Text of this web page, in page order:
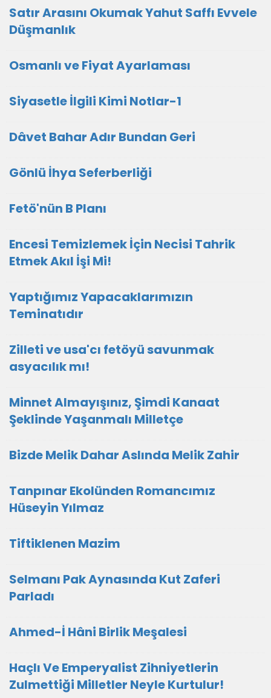
Satır Arasını Okumak Yahut Saffı Evvele
Düşmanlık
Osmanlı ve Fiyat Ayarlaması
Siyasetle İlgili Kimi Notlar-1
Dâvet Bahar Adır Bundan Geri
Gönlü İhya Seferberliği
Fetö'nün B Planı
Encesi Temizlemek İçin Necisi Tahrik
Etmek Akıl İşi Mi!
Yaptığımız Yapacaklarımızın
Teminatıdır
Zilleti ve usa'cı fetöyü savunmak
asyacılık mı!
Minnet Almayışınız, Şimdi Kanaat
Şeklinde Yaşanmalı Milletçe
Bizde Melik Dahar Aslında Melik Zahir
Tanpınar Ekolünden Romancımız
Hüseyin Yılmaz
Tiftiklenen Mazim
Selmanı Pak Aynasında Kut Zaferi
Parladı
Ahmed-İ Hâni Birlik Meşalesi
Haçlı Ve Emperyalist Zihniyetlerin
Zulmettiği Milletler Neyle Kurtulur!